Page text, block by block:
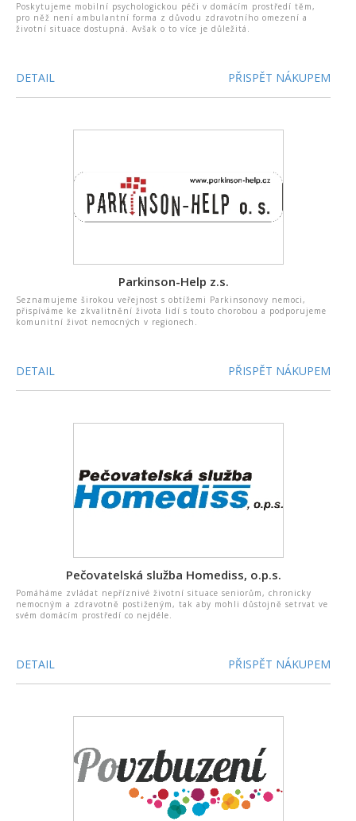
Poskytujeme mobilní psychologickou péči v domácím prostředí těm,
pro něž není ambulantní forma z důvodu zdravotního omezení a
životní situace dostupná. Avšak o to více je důležitá.
DETAIL PŘISPĚT NÁKUPEM
Parkinson-Help z.s.
Seznamujeme širokou veřejnost s obtížemi Parkinsonovy nemoci,
přispíváme ke zkvalitnění života lidí s touto chorobou a podporujeme
komunitní život nemocných v regionech.
DETAIL PŘISPĚT NÁKUPEM
Pečovatelská služba Homediss, o.p.s.
Pomáháme zvládat nepříznivé životní situace seniorům, chronicky
nemocným a zdravotně postiženým, tak aby mohli důstojně setrvat ve
svém domácím prostředí co nejdéle.
DETAIL PŘISPĚT NÁKUPEM